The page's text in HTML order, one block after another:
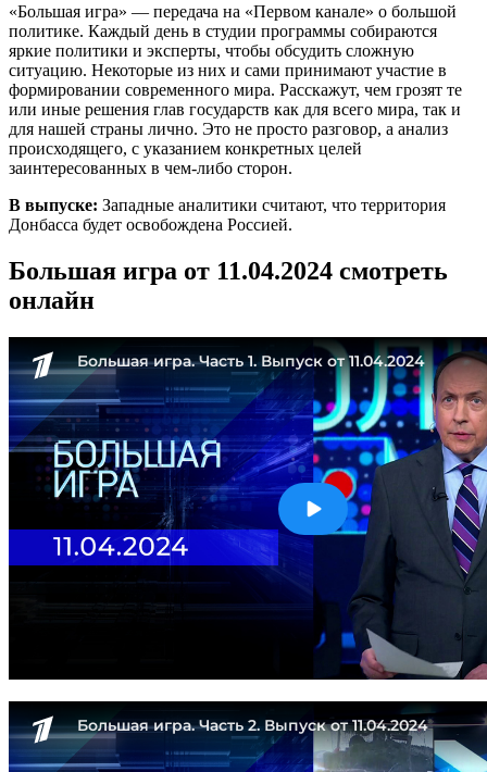
«Большая игра» — передача на «Первом канале» о большой
политике. Каждый день в студии программы собираются
яркие политики и эксперты, чтобы обсудить сложную
ситуацию. Некоторые из них и сами принимают участие в
формировании современного мира. Расскажут, чем грозят те
или иные решения глав государств как для всего мира, так и
для нашей страны лично. Это не просто разговор, а анализ
происходящего, с указанием конкретных целей
заинтересованных в чем-либо сторон.
В выпуске: Западные аналитики считают, что территория
Донбасса будет освобождена Россией.
Большая игра от 11.04.2024 смотреть
онлайн